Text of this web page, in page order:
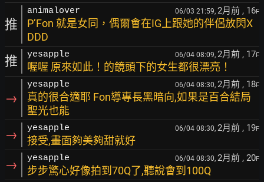
推
animalover 06/03 21:59, 2月前 , 16F
P’Fon 就是女同，偶爾會在IG上跟她的伴侶放閃X
DDD
推 yesapple 06/04 08:09, 2月前 , 17F
喔喔 原來如此！的鏡頭下的女生都很漂亮！
→
yesapple 06/04 08:30, 2月前 , 18F
真的很合適耶 Fon導專長黑暗向,如果是百合結局
聖光也能
→ yesapple 06/04 08:30, 2月前 , 19F
接受,畫面夠美夠甜就好
→ yesapple 06/04 08:30, 2月前 , 20F
步步驚心好像拍到70Q了,聽說會到100Q